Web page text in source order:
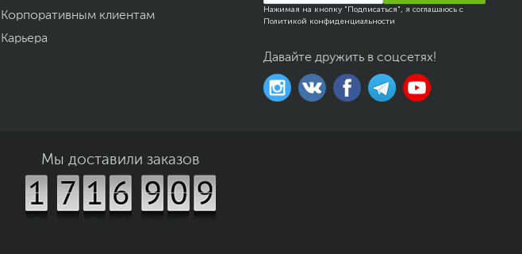
Корпоративным клиентам
Карьера
Нажимая на кнопку "Подписаться", я соглашаюсь с
Политикой конфиденциальности
Давайте дружить в соцсетях!
Мы доставили заказов